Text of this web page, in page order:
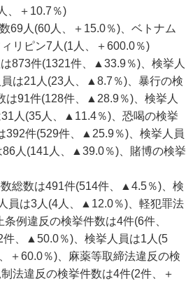
、＋10.7％)
69人(60人、＋15.0％)、ベトナム
リピン7人(1人、＋600.0％)
873件(1321件、▲33.9％)、検挙人
は21人(23人、▲8.7％)、暴行の検
91件(128件、▲28.9％)、検挙人
人(35人、▲11.4％)、恐喝の検挙
392件(529件、▲25.9％)、検挙人員
人(141人、▲39.0％)、賭博の検挙
総数は491件(514件、▲4.5％)、検
員は3人(4人、▲12.0％)、軽犯罪法
例違反の検挙件数は4件(6件、
、▲50.0％)、検挙人員は1人(5
＋60.0％)、麻薬等取締法違反の検
法違反の検挙件数は4件(2件、＋